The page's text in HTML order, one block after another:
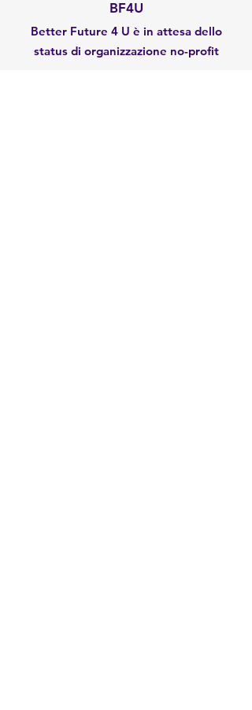
BF4U
Better Future 4 U è in attesa dello
status di organizzazione no-profit